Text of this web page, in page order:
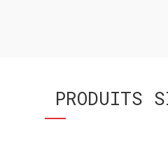
PRODUITS